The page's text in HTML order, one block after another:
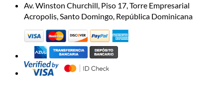
Av. Winston Churchill, Piso 17, Torre Empresarial
Acropolis, Santo Domingo, República Dominicana